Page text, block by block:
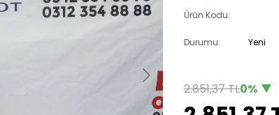
Ürün Kodu:
Durumu: Yeni
2.851,37 TL0%